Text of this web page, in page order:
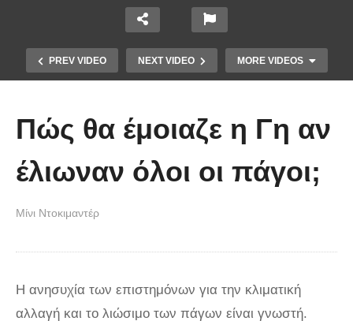
PREV VIDEO NEXT VIDEO MORE VIDEOS
Άκολη: Η ελληνική παραλία με τα
Πώς θα έμοιαζε η Γη αν
έλιωναν όλοι οι πάγοι;
Μίνι Ντοκιμαντέρ
Η ανησυχία των επιστημόνων για την κλιματική
αλλαγή και το λιώσιμο των πάγων είναι γνωστή.